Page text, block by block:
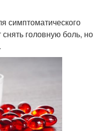
симптоматического
головную боль, но